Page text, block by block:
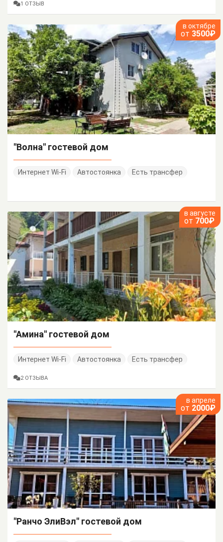
1 ОТЗЫВ
в октябре
от 3500₽
"Волна" гостевой дом
Интернет Wi-Fi Автостоянка Есть трансфер
в августе
от 700₽
"Амина" гостевой дом
Интернет Wi-Fi Автостоянка Есть трансфер
2 ОТЗЫВА
в апреле
от 2000₽
"Ранчо ЭлиВэл" гостевой дом